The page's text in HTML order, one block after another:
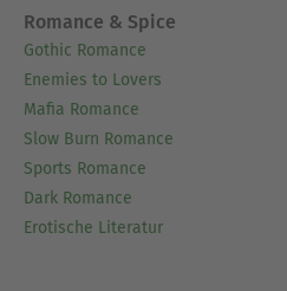
Romance & Spice
Gothic Romance
Enemies to Lovers
Mafia Romance
Slow Burn Romance
Sports Romance
Dark Romance
Erotische Literatur